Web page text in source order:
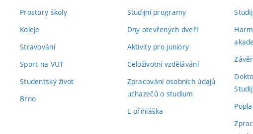
Prostory školy
Koleje
Stravování
Sport na VUT
Studentský život
Brno
Studijní programy
Dny otevřených dveří
Aktivity pro juniory
Celoživotní vzdělávání
Zpracování osobních údajů
uchazečů o studium
E-přihláška